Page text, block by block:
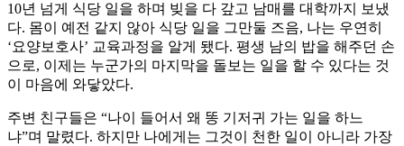
10년 넘게 식당 일을 하며 빚을 다 갚고 남매를 대학까지 보냈
다. 몸이 예전 같지 않아 식당 일을 그만둘 즈음, 나는 우연히
‘요양보호사’ 교육과정을 알게 됐다. 평생 남의 밥을 해주던 손
으로, 이제는 누군가의 마지막을 돌보는 일을 할 수 있다는 것
이 마음에 와닿았다.
주변 친구들은 “나이 들어서 왜 똥 기저귀 가는 일을 하느
냐”며 말렸다. 하지만 나에게는 그것이 천한 일이 아니라 가장